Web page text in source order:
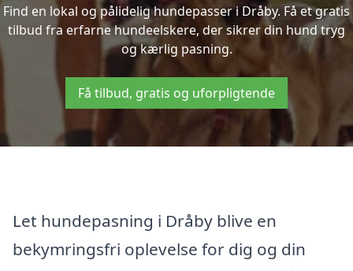
Find en lokal og pålidelig hundepasser i Dråby. Få et gratis
tilbud fra erfarne hundeelskere, der sikrer din hund tryg
og kærlig pasning.
Få tilbud, gratis og uforpligtende
Let hundepasning i Dråby blive en
bekymringsfri oplevelse for dig og din